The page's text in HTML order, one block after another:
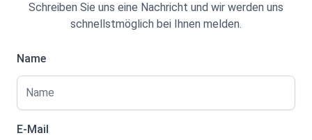
Schreiben Sie uns eine Nachricht und wir werden uns
schnellstmöglich bei Ihnen melden.
Name
E-Mail